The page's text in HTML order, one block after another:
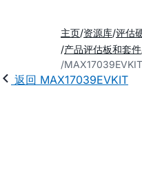
主页 资源库 评估
产品评估板和套件
返回 MAX17039EVKIT